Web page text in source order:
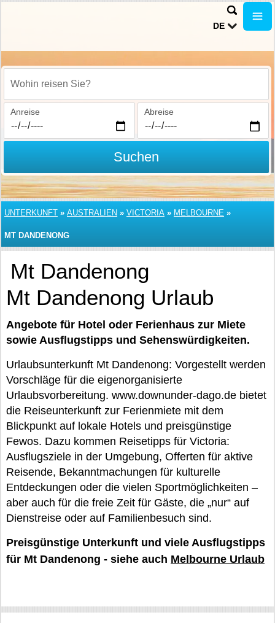
DE
Wohin reisen Sie?
Anreise Abreise
Suchen
UNTERKUNFT » AUSTRALIEN » VICTORIA » MELBOURNE »
MT DANDENONG
Mt Dandenong
Mt Dandenong Urlaub
Angebote für Hotel oder Ferienhaus zur Miete
sowie Ausflugstipps und Sehenswürdigkeiten.
Urlaubsunterkunft Mt Dandenong: Vorgestellt werden
Vorschläge für die eigenorganisierte
Urlaubsvorbereitung. www.downunder-dago.de bietet
die Reiseunterkunft zur Ferienmiete mit dem
Blickpunkt auf lokale Hotels und preisgünstige
Fewos. Dazu kommen Reisetipps für Victoria:
Ausflugsziele in der Umgebung, Offerten für aktive
Reisende, Bekanntmachungen für kulturelle
Entdeckungen oder die vielen Sportmöglichkeiten –
aber auch für die freie Zeit für Gäste, die „nur“ auf
Dienstreise oder auf Familienbesuch sind.
Preisgünstige Unterkunft und viele Ausflugstipps
für Mt Dandenong - siehe auch Melbourne Urlaub